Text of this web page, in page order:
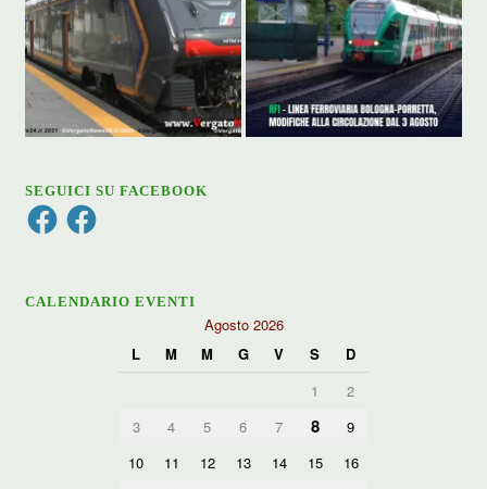
SEGUICI SU FACEBOOK
FacebookFacebook
CALENDARIO EVENTI
Agosto 2026
L
M M G V S
D
1
2
3
4 5 6 7 8
9
10
11 12 13 14 15
16